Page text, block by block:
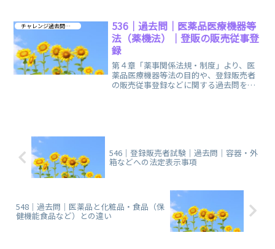
チャレンジ過去問 第４章
536｜過去問｜医薬品医療機器等
法（薬機法）｜登販の販売従事登
録
第４章「薬事関係法規・制度」より、医
薬品医療機器等法の目的や、登録販売者
の販売従事登録などに関する過去問をお
546｜登録販売者試験｜過去問｜容器・外
箱などへの法定表示事項
548｜過去問｜医薬品と化粧品・食品（保
健機能食品など）との違い